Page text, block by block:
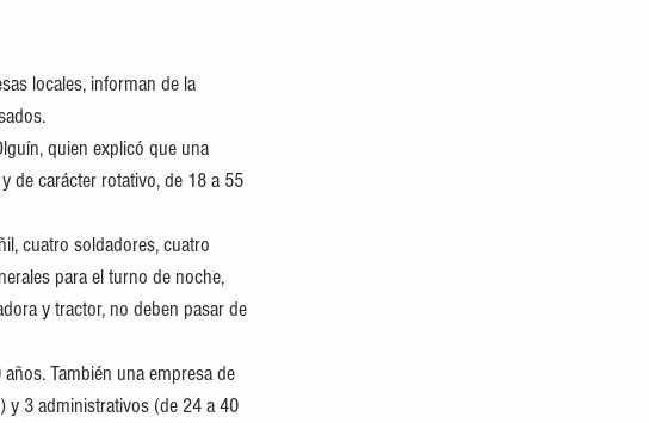
locales, informan de la
quien explicó que una
de carácter rotativo, de 18 a 55
cuatro soldadores, cuatro
para el turno de noche,
y tractor, no deben pasar de
También una empresa de
y 3 administrativos (de 24 a 40